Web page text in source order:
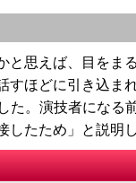
思えば、目をま
ほどに引き込ま
た。演技者にな
したため」と説明